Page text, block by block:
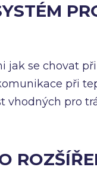
jak se chovat
při
vhodných pro